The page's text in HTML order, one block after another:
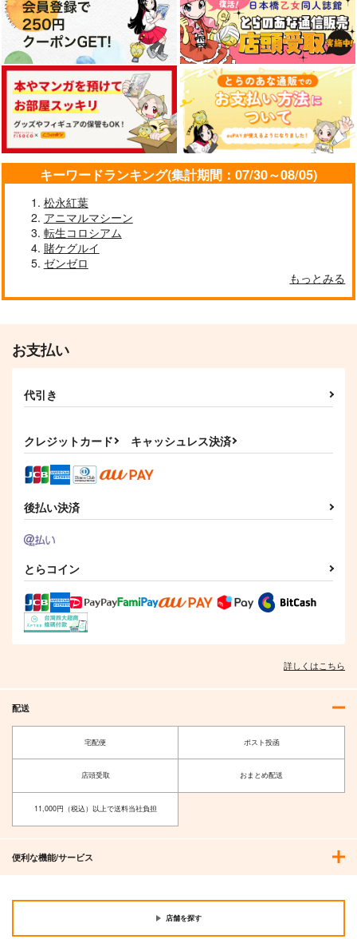
キーワードランキング(集計期間：07/30～08/05)
松永紅葉
アニマルマシーン
転生コロシアム
賭ケグルイ
ゼンゼロ
もっとみる
お支払い
代引き
クレジットカード キャッシュレス決済
後払い決済
とらコイン
詳しくはこちら
配送
宅配便 ポスト投函
店頭受取 おまとめ配送
11,000円（税込）以上で送料当社負担
便利な機能/サービス
店舗を探す